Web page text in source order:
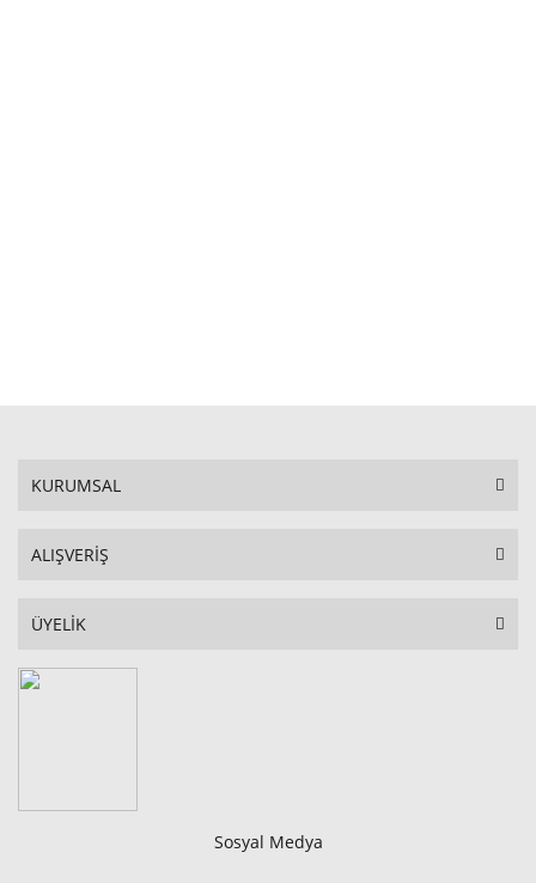
KURUMSAL
ALIŞVERİŞ
ÜYELİK
Sosyal Medya